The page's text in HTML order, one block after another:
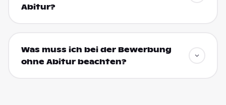
Abitur?
Was muss ich bei der Bewerbung
ohne Abitur beachten?